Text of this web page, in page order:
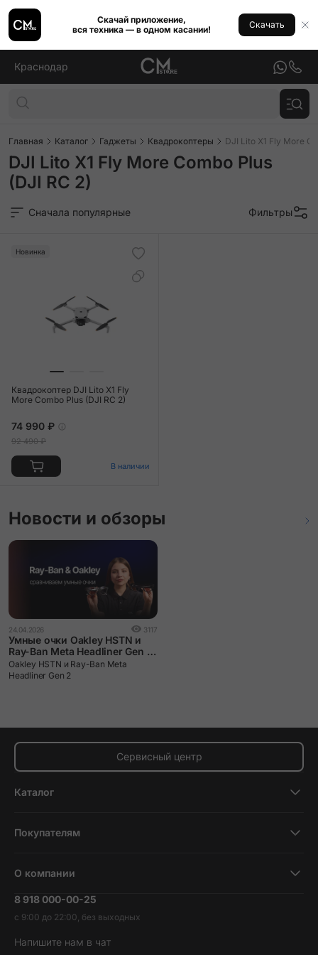
Скачай приложение,
вся техника — в одном касании!
Скачать
Краснодар
Главная Каталог Гаджеты Квадрокоптеры DJI Lito X1 Fly More
DJI Lito X1 Fly More Combo Plus
(DJI RC 2)
Сначала популярные Фильтры
Новинка
Квадрокоптер DJI Lito X1 Fly
More Combo Plus (DJI RC 2)
74 990 ₽
92 490 ₽
В наличии
Новости и обзоры
24.04.2026 3117
Умные очки Oakley HSTN и
Ray-Ban Meta Headliner Gen 2:
сравниваем и выбираем.
Oakley HSTN и Ray-Ban Meta
Headliner Gen 2
Сервисный центр
Каталог
Планшеты
Наушники и колонки
Покупателям
Трейд-ин
Гарантия и возврат
Доставка и оплата
О компании
Вакансии
Контакты
Обратная связь
8 918 000-00-25
с 9:00 до 22:00, без выходных
Напишите нам в чат